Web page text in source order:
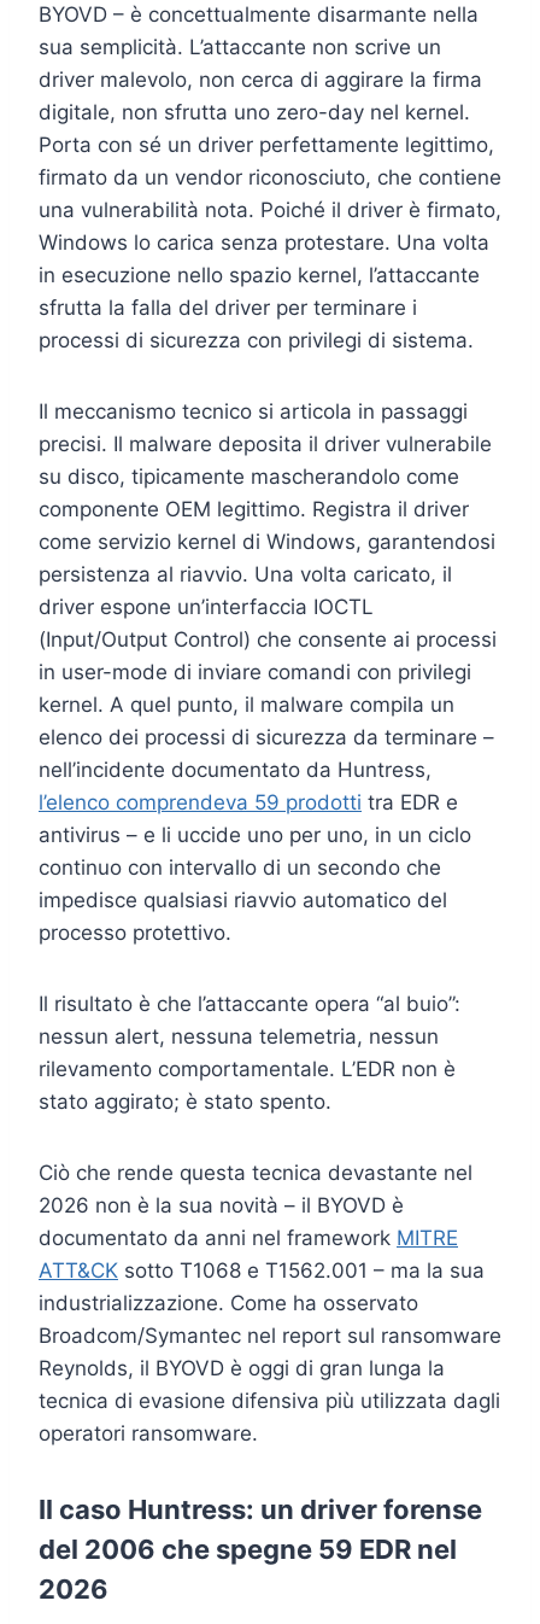
BYOVD – è concettualmente disarmante nella
sua semplicità. L’attaccante non scrive un
driver malevolo, non cerca di aggirare la firma
digitale, non sfrutta uno zero-day nel kernel.
Porta con sé un driver perfettamente legittimo,
firmato da un vendor riconosciuto, che contiene
una vulnerabilità nota. Poiché il driver è firmato,
Windows lo carica senza protestare. Una volta
in esecuzione nello spazio kernel, l’attaccante
sfrutta la falla del driver per terminare i
processi di sicurezza con privilegi di sistema.
Il meccanismo tecnico si articola in passaggi
precisi. Il malware deposita il driver vulnerabile
su disco, tipicamente mascherandolo come
componente OEM legittimo. Registra il driver
come servizio kernel di Windows, garantendosi
persistenza al riavvio. Una volta caricato, il
driver espone un’interfaccia IOCTL
(Input/Output Control) che consente ai processi
in user-mode di inviare comandi con privilegi
kernel. A quel punto, il malware compila un
elenco dei processi di sicurezza da terminare –
nell’incidente documentato da Huntress,
l’elenco comprendeva 59 prodotti tra EDR e
antivirus – e li uccide uno per uno, in un ciclo
continuo con intervallo di un secondo che
impedisce qualsiasi riavvio automatico del
processo protettivo.
Il risultato è che l’attaccante opera “al buio”:
nessun alert, nessuna telemetria, nessun
rilevamento comportamentale. L’EDR non è
stato aggirato; è stato spento.
Ciò che rende questa tecnica devastante nel
2026 non è la sua novità – il BYOVD è
documentato da anni nel framework MITRE
ATT&CK sotto T1068 e T1562.001 – ma la sua
industrializzazione. Come ha osservato
Broadcom/Symantec nel report sul ransomware
Reynolds, il BYOVD è oggi di gran lunga la
tecnica di evasione difensiva più utilizzata dagli
operatori ransomware.
Il caso Huntress: un driver forense
del 2006 che spegne 59 EDR nel
2026